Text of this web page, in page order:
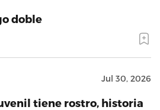
doble
Jul 30, 2026
tiene rostro, historia